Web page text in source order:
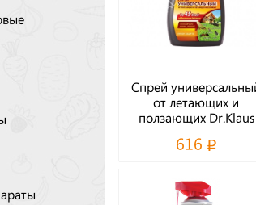
Спрей
от летающих и
ползающих Dr.Klaus
616